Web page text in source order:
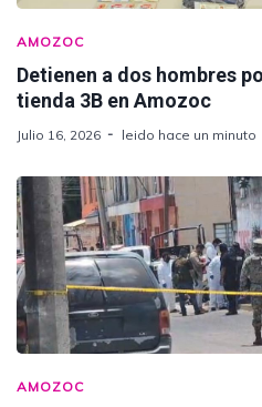
AMOZOC
Detienen a dos hombres
tienda 3B en Amozoc
Julio 16, 2026 leido hace un minuto
AMOZOC